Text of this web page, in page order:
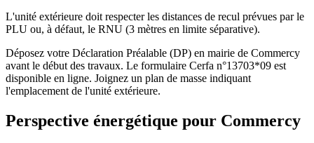
L'unité extérieure doit respecter les distances de recul prévues par le
PLU ou, à défaut, le RNU (3 mètres en limite séparative).
Déposez votre Déclaration Préalable (DP) en mairie de Commercy
avant le début des travaux. Le formulaire Cerfa n°13703*09 est
disponible en ligne. Joignez un plan de masse indiquant
l'emplacement de l'unité extérieure.
Perspective énergétique pour Commercy